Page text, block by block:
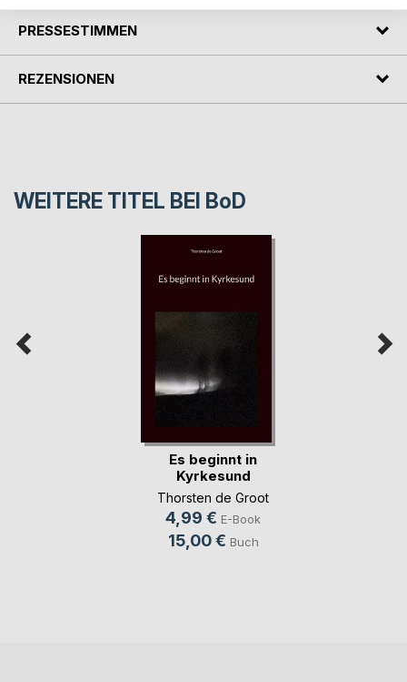
PRESSESTIMMEN
REZENSIONEN
WEITERE TITEL BEI BoD
Es beginnt in
Kyrkesund
Thorsten de Groot
4,99 € E-Book
15,00 € Buch